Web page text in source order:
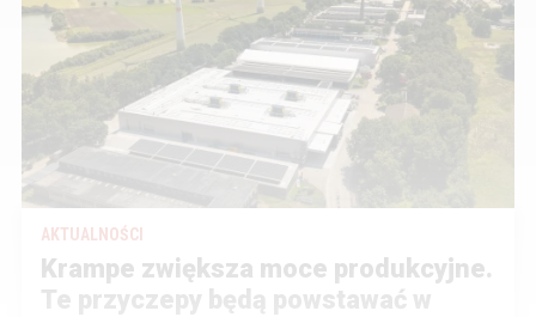
AKTUALNOŚCI
Krampe zwiększa moce produkcyjne.
Te przyczepy będą powstawać w